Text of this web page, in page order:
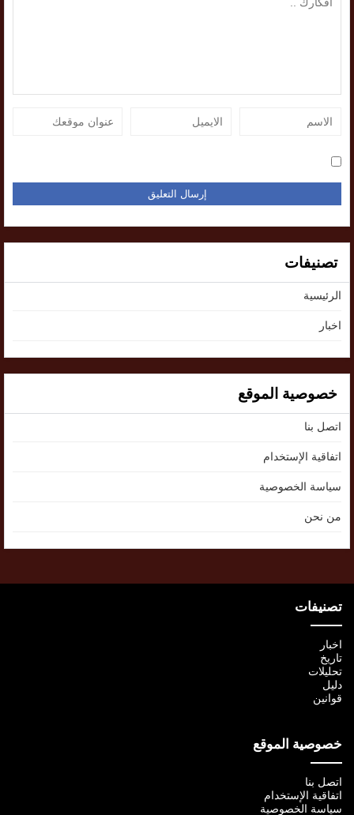
تصنيفات
الرئيسية
اخبار
خصوصية الموقع
اتصل بنا
اتفاقية الإستخدام
سياسة الخصوصية
من نحن
تصنيفات
اخبار
تاريخ
تحليلات
دليل
قوانين
خصوصية الموقع
اتصل بنا
اتفاقية الإستخدام
سياسة الخصوصية